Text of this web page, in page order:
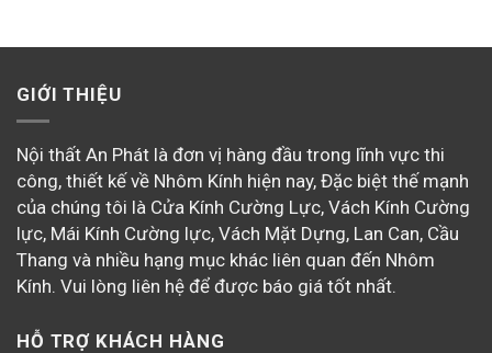
GIỚI THIỆU
Nội thất An Phát là đơn vị hàng đầu trong lĩnh vực thi
công, thiết kế về Nhôm Kính hiện nay, Đặc biệt thế mạnh
của chúng tôi là Cửa Kính Cường Lực, Vách Kính Cường
lực, Mái Kính Cường lực, Vách Mặt Dựng, Lan Can, Cầu
Thang và nhiều hạng mục khác liên quan đến Nhôm
Kính. Vui lòng liên hệ để được báo giá tốt nhất.
HỖ TRỢ KHÁCH HÀNG